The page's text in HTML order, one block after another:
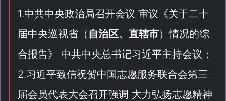
1.中共中央政治局召开会议 审议《关于二十
届中央巡视省（ 自治区、直辖市）情况的综
合报告》 中共中央总书记习近平主持会议；
2.习近平致信祝贺中国志愿服务联合会第三
届会员代表大会召开强调 大力弘扬志愿精神